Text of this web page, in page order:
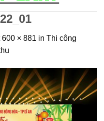
600 × 881 in Thi công